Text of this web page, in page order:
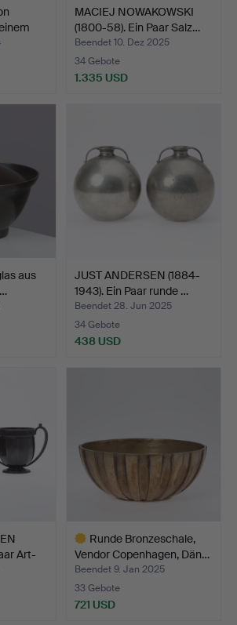
MACIEJ NOWAKOWSKI
(1800-58). Ein Paar Salz…
Beendet 10. Dez 2025
34 Gebote
1.335 USD
aus
JUST ANDERSEN (1884-
1943). Ein Paar runde …
Beendet 28. Jun 2025
34 Gebote
438 USD
Art-
Runde Bronzeschale,
Vendor Copenhagen, Dän…
Beendet 9. Jan 2025
33 Gebote
721 USD